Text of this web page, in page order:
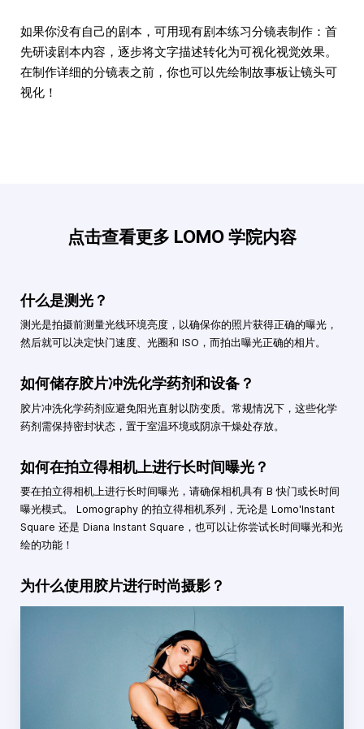
如果你没有自己的剧本，可用现有剧本练习分镜表制作：首
先研读剧本内容，逐步将文字描述转化为可视化视觉效果。
在制作详细的分镜表之前，你也可以先绘制故事板让镜头可
视化！
点击查看更多 LOMO 学院内容
什么是测光？
测光是拍摄前测量光线环境亮度，以确保你的照片获得正确的曝光，
然后就可以决定快门速度、光圈和 ISO，而拍出曝光正确的相片。
如何储存胶片冲洗化学药剂和设备？
胶片冲洗化学药剂应避免阳光直射以防变质。常规情况下，这些化学
药剂需保持密封状态，置于室温环境或阴凉干燥处存放。
如何在拍立得相机上进行长时间曝光？
要在拍立得相机上进行长时间曝光，请确保相机具有 B 快门或长时间
曝光模式。 Lomography 的拍立得相机系列，无论是 Lomo'Instant
Square 还是 Diana Instant Square，也可以让你尝试长时间曝光和光
绘的功能！
为什么使用胶片进行时尚摄影？